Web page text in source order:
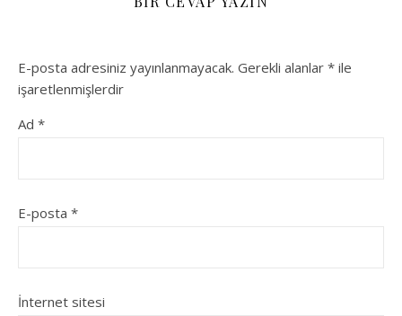
E-posta adresiniz yayınlanmayacak. Gerekli alanlar * ile
işaretlenmişlerdir
Ad *
E-posta *
İnternet sitesi